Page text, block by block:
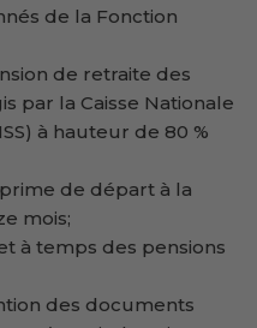
de la Fonction
de retraite des
par la Caisse Nationale
à hauteur de 80 %
de départ à la
mois;
à temps des pensions
des documents